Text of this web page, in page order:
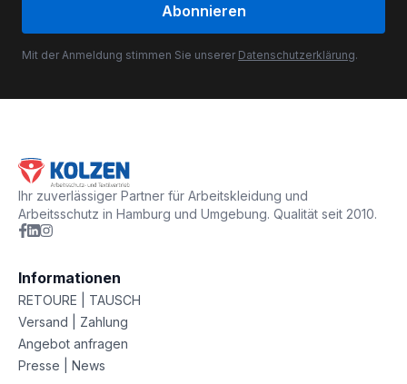
Abonnieren
Mit der Anmeldung stimmen Sie unserer Datenschutzerklärung.
Ihr zuverlässiger Partner für Arbeitskleidung und
Arbeitsschutz in Hamburg und Umgebung. Qualität seit 2010.
Informationen
RETOURE | TAUSCH
Versand | Zahlung
Angebot anfragen
Presse | News